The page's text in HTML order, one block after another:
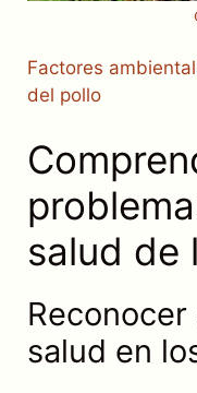
Factores
del pollo
salud de
salud en